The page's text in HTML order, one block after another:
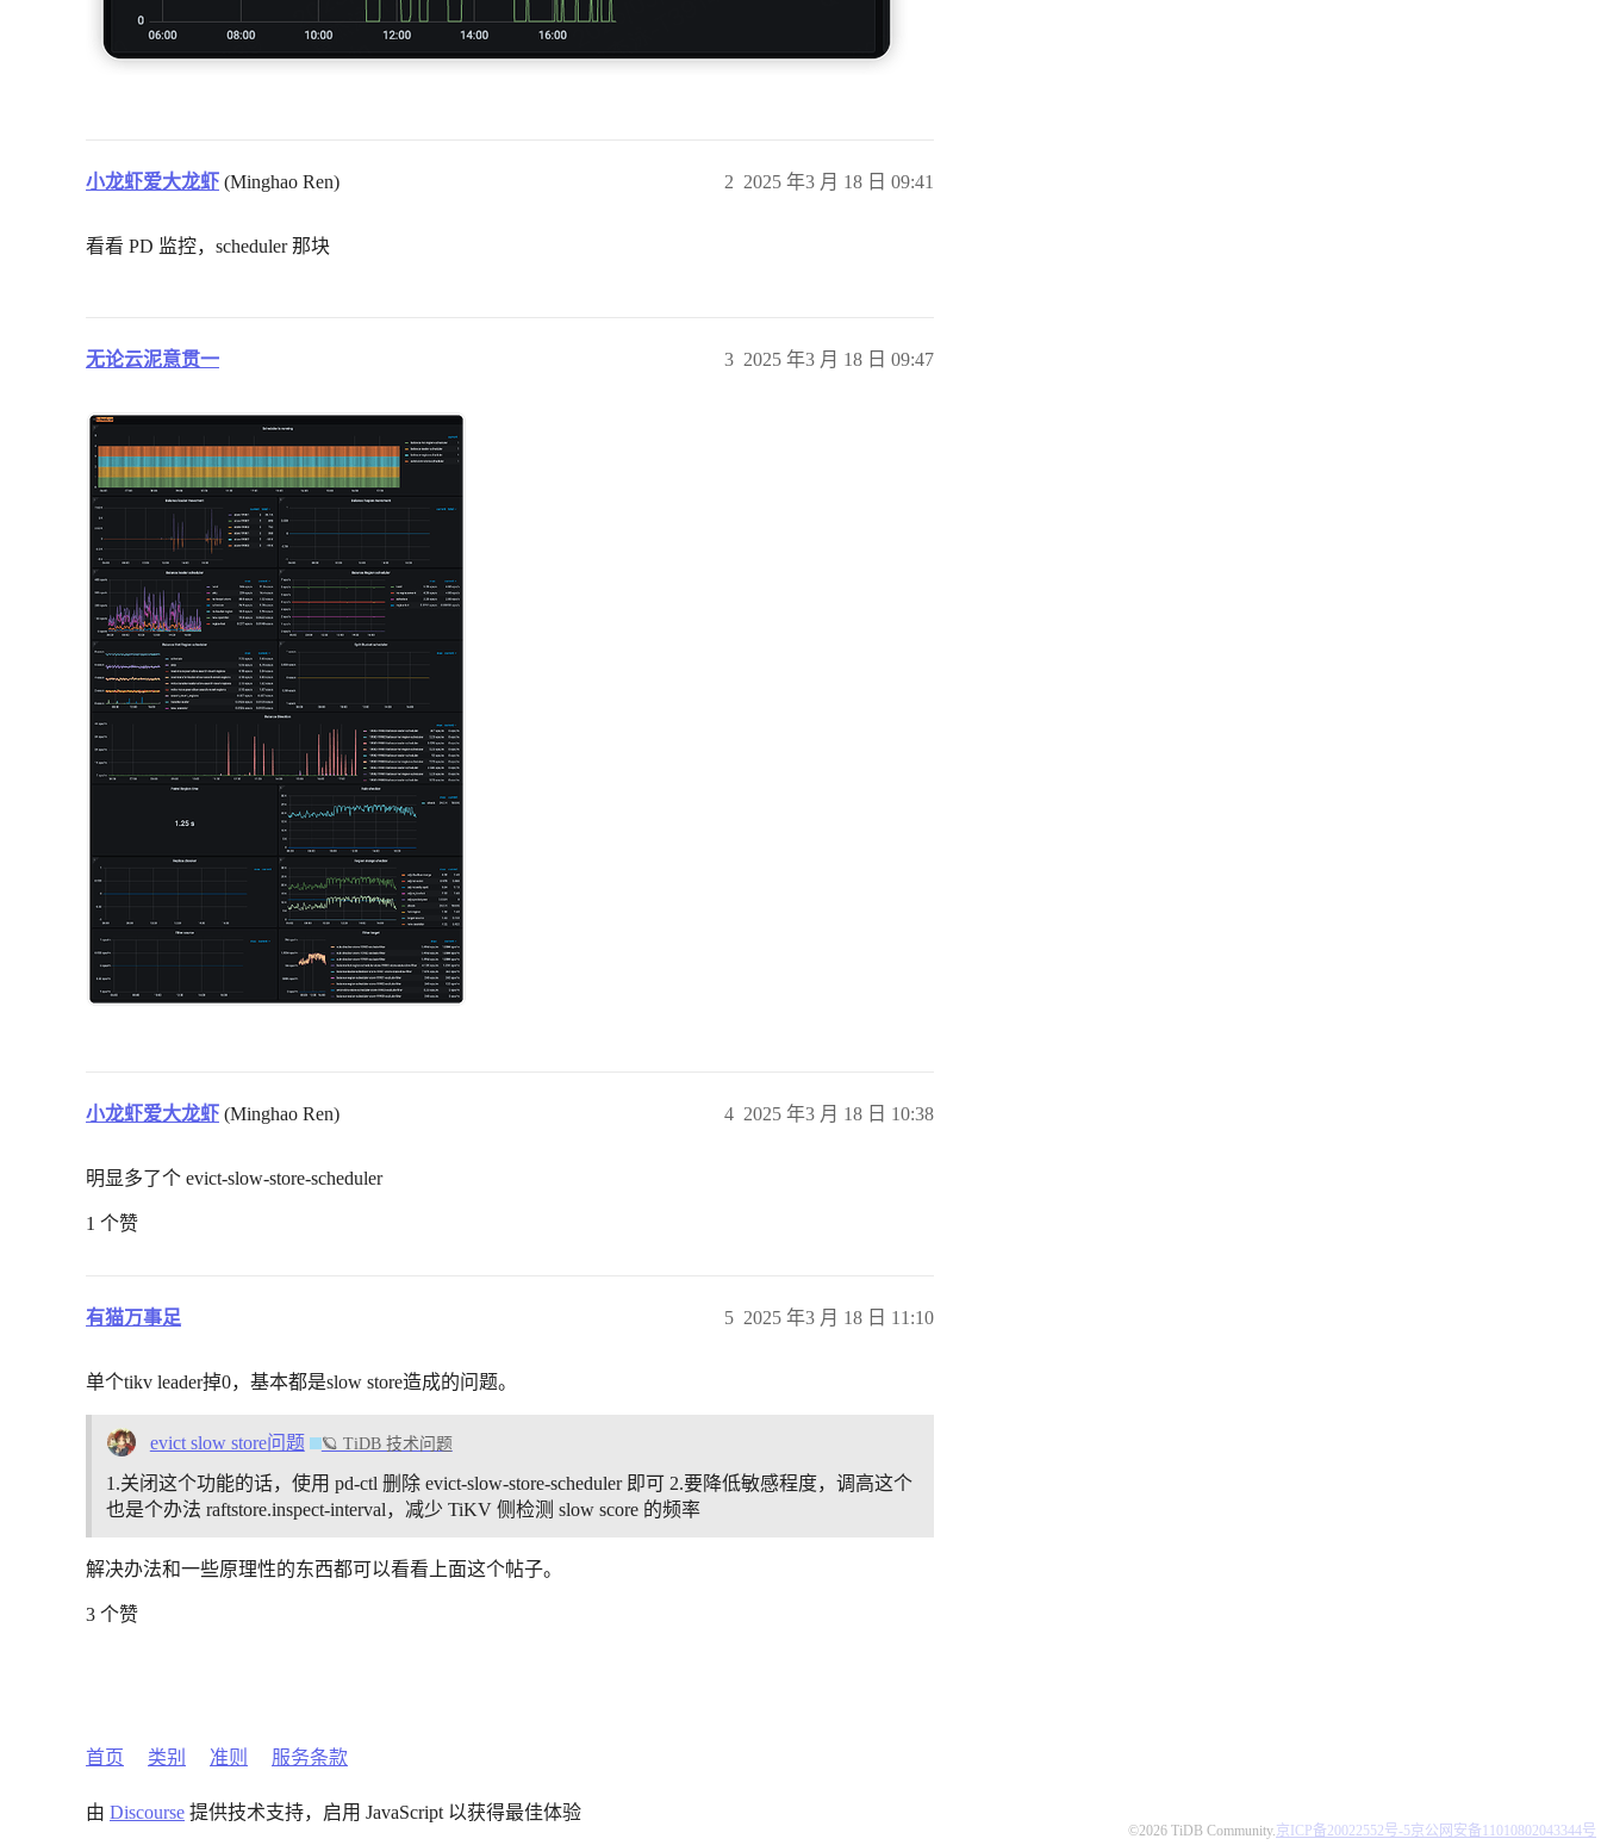
小龙虾爱大龙虾 (Minghao Ren) 2025 年3 月 18 日 09:41
2
看看 PD 监控，scheduler 那块
无论云泥意贯一 2025 年3 月 18 日 09:47
3
小龙虾爱大龙虾 (Minghao Ren) 2025 年3 月 18 日 10:38
4
明显多了个 evict-slow-store-scheduler
1 个赞
有猫万事足 2025 年3 月 18 日 11:10
5
单个tikv leader掉0，基本都是slow store造成的问题。
evict slow store问题 🪐 TiDB 技术问题
1.关闭这个功能的话，使用 pd-ctl 删除 evict-slow-store-scheduler 即可 2.要降低敏感程度，调高这个
也是个办法 raftstore.inspect-interval，减少 TiKV 侧检测 slow score 的频率
解决办法和一些原理性的东西都可以看看上面这个帖子。
3 个赞
首页 类别 准则 服务条款
由 Discourse 提供技术支持，启用 JavaScript 以获得最佳体验
©2026 TiDB Community.京ICP备20022552号-5京公网安备11010802043344号